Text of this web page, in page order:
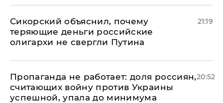
Сикорский объяснил, почему
теряющие деньги российские
олигархи не свергли Путина
21:19
​Пропаганда не работает: доля россиян,
считающих войну против Украины
успешной, упала до минимума
20:52